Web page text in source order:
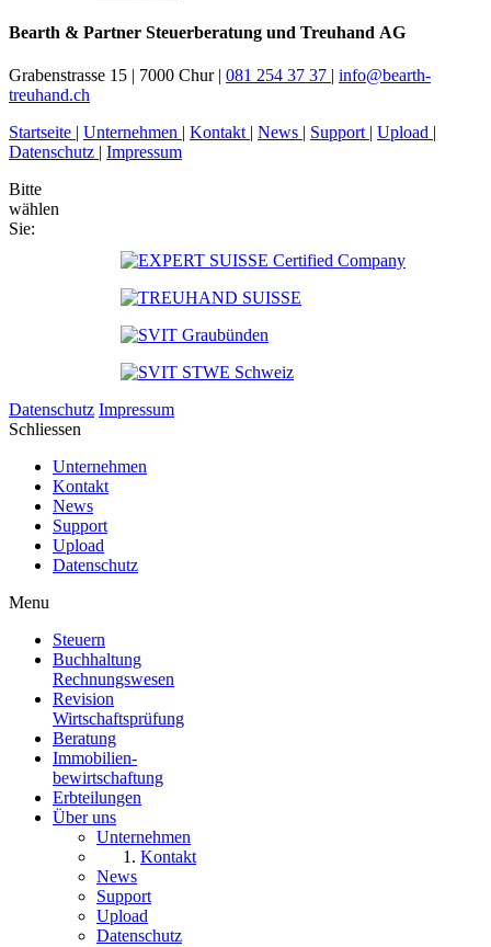
Bearth & Partner Steuerberatung und Treuhand AG
Grabenstrasse 15 | 7000 Chur | 081 254 37 37 | info@bearth-
treuhand.ch
Startseite | Unternehmen | Kontakt | News | Support | Upload |
Datenschutz | Impressum
Bitte
wählen
Sie:
Datenschutz Impressum
Schliessen
Unternehmen
Kontakt
News
Support
Upload
Datenschutz
Menu
Steuern
Buchhaltung
Rechnungswesen
Revision
Wirtschaftsprüfung
Beratung
Immobilien-
bewirtschaftung
Erbteilungen
Über uns
Unternehmen
Kontakt
News
Support
Upload
Datenschutz